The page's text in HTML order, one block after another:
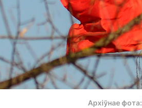
Архіўнае фота: